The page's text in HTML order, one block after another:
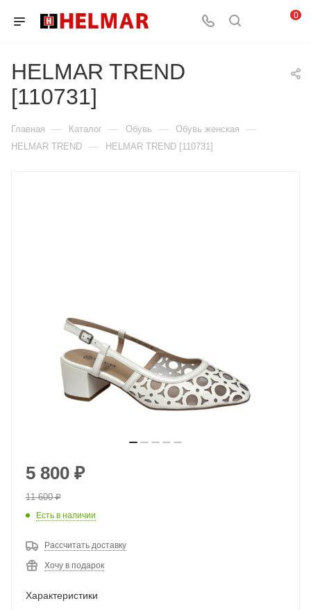
0
HELMAR TREND
[110731]
Главная — Каталог — Обувь — Обувь женская —
HELMAR TREND — HELMAR TREND [110731]
5 800 ₽
11 600₽
Есть в наличии
Рассчитать доставку
Хочу в подарок
Характеристики